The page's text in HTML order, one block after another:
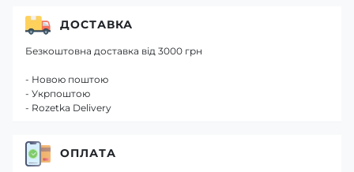
ДОСТАВКА
Безкоштовна доставка від 3000 грн
- Новою поштою
- Укрпоштою
- Rozetka Delivery
ОПЛАТА